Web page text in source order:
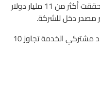
وأظهرت تقارير حديثة أن ستار لينك حققت أكثر من 11 مليار دولار
كما تشير بعض التقديرات إلى أن عدد مشتركي الخدمة تجاوز 10